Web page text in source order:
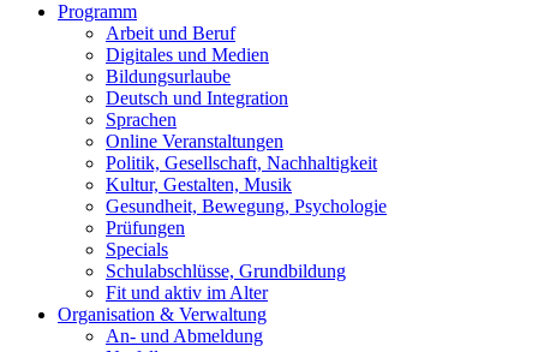
Programm
Arbeit und Beruf
Digitales und Medien
Bildungsurlaube
Deutsch und Integration
Sprachen
Online Veranstaltungen
Politik, Gesellschaft, Nachhaltigkeit
Kultur, Gestalten, Musik
Gesundheit, Bewegung, Psychologie
Prüfungen
Specials
Schulabschlüsse, Grundbildung
Fit und aktiv im Alter
Organisation & Verwaltung
An- und Abmeldung